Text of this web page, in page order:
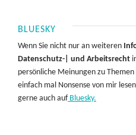
BLUESKY
Wenn Sie nicht nur an weiteren
Datenschutz-| und Arbeitsrecht
persönliche Meinungen zu
einfach mal Nonsense von mir
gerne auch aufBluesky.